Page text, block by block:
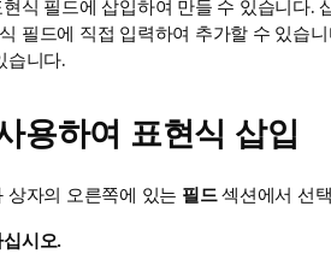
식 필드에 삽입하여 만들 수 있습니다.
필드에 직접 입력하여 추가할 수 있습니
습니다.
용하여 표현식 삽입
상자의 오른쪽에 있는 필드섹션에서 선
시오.